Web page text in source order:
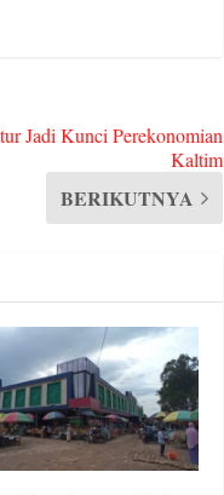
Jadi Kunci Perekonomian
Kaltim
BERIKUTNYA